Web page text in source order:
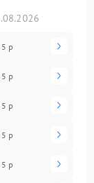
р
р
р
р
р